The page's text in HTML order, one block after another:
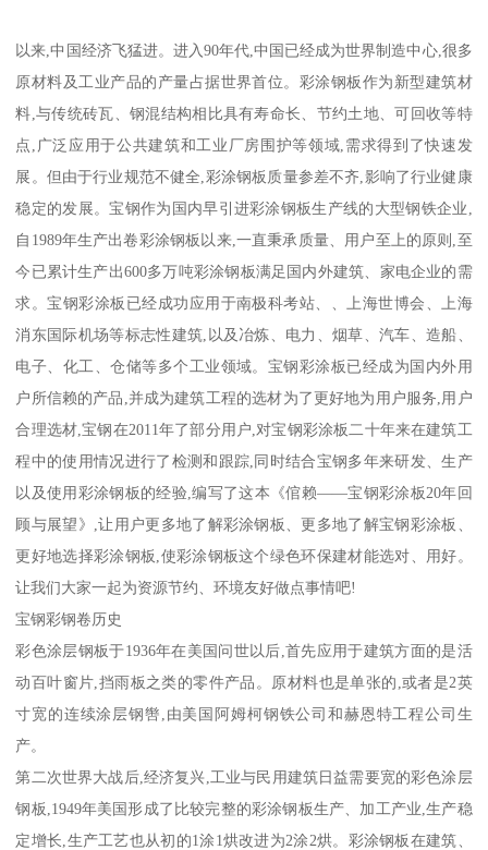
以来,中国经济飞猛进。进入90年代,中国已经成为世界制造中心,很多
原材料及工业产品的产量占据世界首位。彩涂钢板作为新型建筑材
料,与传统砖瓦、钢混结构相比具有寿命长、节约土地、可回收等特
点,广泛应用于公共建筑和工业厂房围护等领域,需求得到了快速发
展。但由于行业规范不健全,彩涂钢板质量参差不齐,影响了行业健康
稳定的发展。宝钢作为国内早引进彩涂钢板生产线的大型钢铁企业,
自1989年生产出卷彩涂钢板以来,一直秉承质量、用户至上的原则,至
今已累计生产出600多万吨彩涂钢板满足国内外建筑、家电企业的需
求。宝钢彩涂板已经成功应用于南极科考站、、上海世博会、上海
消东国际机场等标志性建筑,以及冶炼、电力、烟草、汽车、造船、
电子、化工、仓储等多个工业领域。宝钢彩涂板已经成为国内外用
户所信赖的产品,并成为建筑工程的选材为了更好地为用户服务,用户
合理选材,宝钢在2011年了部分用户,对宝钢彩涂板二十年来在建筑工
程中的使用情况进行了检测和跟踪,同时结合宝钢多年来研发、生产
以及使用彩涂钢板的经验,编写了这本《倌赖——宝钢彩涂板20年回
顾与展望》,让用户更多地了解彩涂钢板、更多地了解宝钢彩涂板、
更好地选择彩涂钢板,使彩涂钢板这个绿色环保建材能选对、用好。
让我们大家一起为资源节约、环境友好做点事情吧!
宝钢彩钢卷历史
彩色涂层钢板于1936年在美国问世以后,首先应用于建筑方面的是活
动百叶窗片,挡雨板之类的零件产品。原材料也是单张的,或者是2英
寸宽的连续涂层钢辔,由美国阿姆柯钢铁公司和赫恩特工程公司生
产。
第二次世界大战后,经济复兴,工业与民用建筑日益需要宽的彩色涂层
钢板,1949年美国形成了比较完整的彩涂钢板生产、加工产业,生产稳
定增长,生产工艺也从初的1涂1烘改进为2涂2烘。彩涂钢板在建筑、